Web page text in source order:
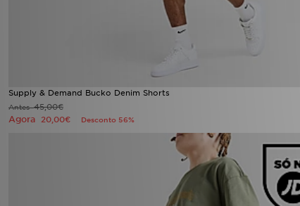
Supply & Demand Bucko Denim Shorts
Antes45,00€
Agora 20,00€ Desconto 56%